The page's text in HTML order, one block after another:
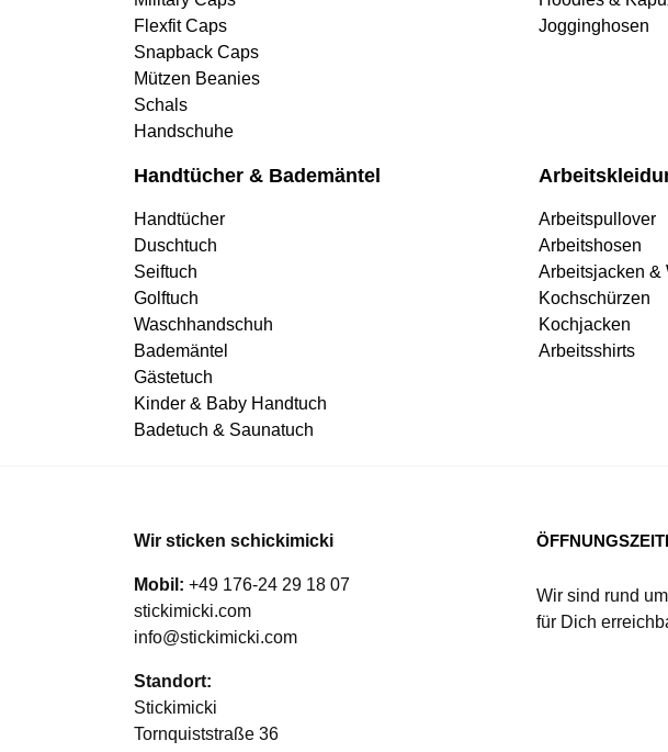
Flexfit Caps
Snapback Caps
Mützen Beanies
Schals
Handschuhe
Jogginghosen
Handtücher & Bademäntel
Handtücher
Duschtuch
Seiftuch
Golftuch
Waschhandschuh
Bademäntel
Gästetuch
Kinder & Baby Handtuch
Badetuch & Saunatuch
Arbeitspullover
Arbeitshosen
Arbeitsjacken &
Kochschürzen
Kochjacken
Arbeitsshirts
Wir sticken schickimicki
Mobil: +49 176-24 29 18 07
stickimicki.com
info@stickimicki.com
Standort:
Stickimicki
Tornquiststraße 36
Wir sind rund
für Dich